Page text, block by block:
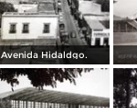
Avenida Hidaldgo.